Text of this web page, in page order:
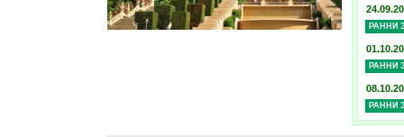
РАННИ
РАННИ
РАННИ